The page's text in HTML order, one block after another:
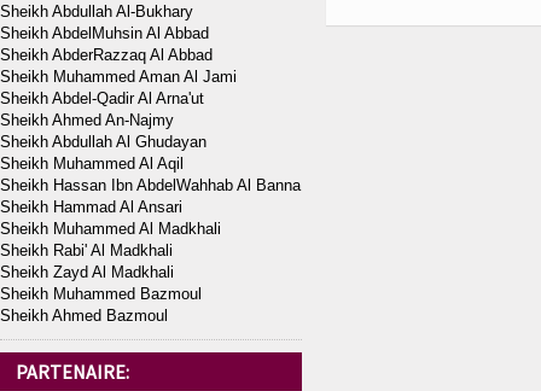
Sheikh Abdullah Al-Bukhary
Sheikh AbdelMuhsin Al Abbad
Sheikh AbderRazzaq Al Abbad
Sheikh Muhammed Aman Al Jami
Sheikh Abdel-Qadir Al Arna'ut
Sheikh Ahmed An-Najmy
Sheikh Abdullah Al Ghudayan
Sheikh Muhammed Al Aqil
Sheikh Hassan Ibn AbdelWahhab Al Banna
Sheikh Hammad Al Ansari
Sheikh Muhammed Al Madkhali
Sheikh Rabi' Al Madkhali
Sheikh Zayd Al Madkhali
Sheikh Muhammed Bazmoul
Sheikh Ahmed Bazmoul
PARTENAIRE: